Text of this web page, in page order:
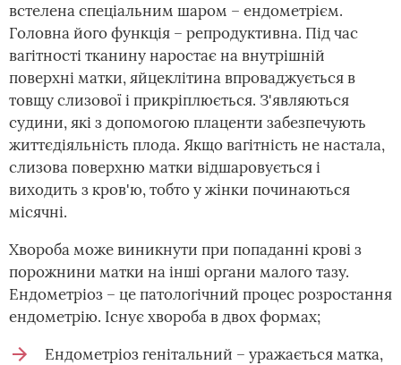
встелена спеціальним шаром – ендометрієм.
Головна його функція – репродуктивна. Під час
вагітності тканину наростає на внутрішній
поверхні матки, яйцеклітина впроваджується в
товщу слизової і прикріплюється. З'являються
судини, які з допомогою плаценти забезпечують
життєдіяльність плода. Якщо вагітність не настала,
слизова поверхню матки відшаровується і
виходить з кров'ю, тобто у жінки починаються
місячні.
Хвороба може виникнути при попаданні крові з
порожнини матки на інші органи малого тазу.
Ендометріоз – це патологічний процес розростання
ендометрію. Існує хвороба в двох формах;
Ендометріоз генітальний – уражається матка,